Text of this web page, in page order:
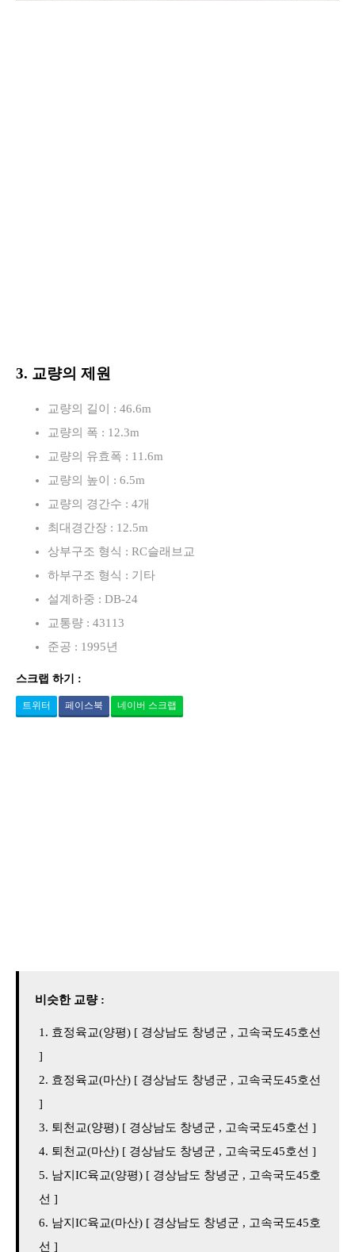
3. 교량의 제원
교량의 길이 : 46.6m
교량의 폭 : 12.3m
교량의 유효폭 : 11.6m
교량의 높이 : 6.5m
교량의 경간수 : 4개
최대경간장 : 12.5m
상부구조 형식 : RC슬래브교
하부구조 형식 : 기타
설계하중 : DB-24
교통량 : 43113
준공 : 1995년
스크랩 하기 :
트위터 페이스북 네이버 스크랩
비슷한 교량 :
효정육교(양평) [ 경상남도 창녕군 , 고속국도45호선
]
효정육교(마산) [ 경상남도 창녕군 , 고속국도45호선
]
퇴천교(양평) [ 경상남도 창녕군 , 고속국도45호선 ]
퇴천교(마산) [ 경상남도 창녕군 , 고속국도45호선 ]
남지IC육교(양평) [ 경상남도 창녕군 , 고속국도45호
선 ]
남지IC육교(마산) [ 경상남도 창녕군 , 고속국도45호
선 ]